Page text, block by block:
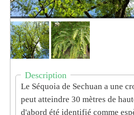
Description
Le Séquoia de Sechuan a une
peut atteindre 30 mètres de
d'abord été identifié comme